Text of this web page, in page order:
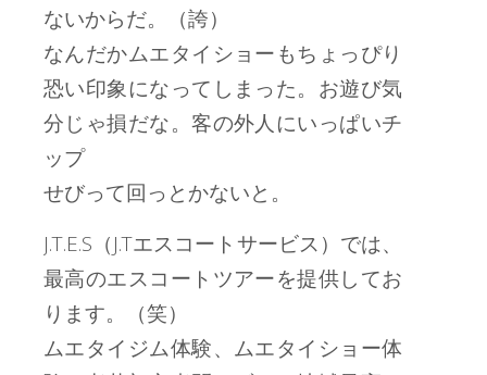
ないからだ。（誇）
なんだかムエタイショーもちょっぴり
恐い印象になってしまった。お遊び気
分じゃ損だな。客の外人にいっぱいチ
ップ
せびって回っとかないと。
J.T.E.S（J.Tエスコートサービス）では、
最高のエスコートツアーを提供してお
ります。（笑）
ムエタイジム体験、ムエタイショー体